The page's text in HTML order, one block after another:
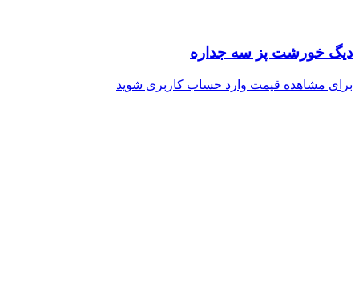
دیگ خورشت پز سه جداره
برای مشاهده قیمت وارد حساب کاربری شوید